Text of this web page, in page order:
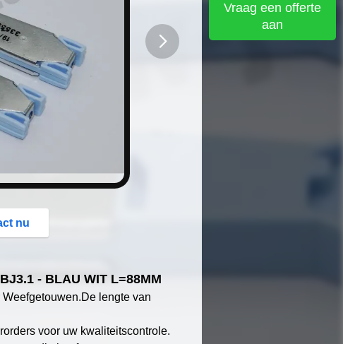
nu
- BLAU WIT L=88MM
De lengte van
voor uw kwaliteitscontrole.
Vraag een offerte
aan